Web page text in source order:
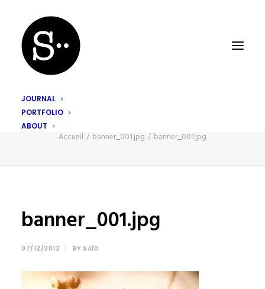
JOURNAL
PORTFOLIO
ABOUT
Accueil banner_001.jpg banner_001.jpg
banner_001.jpg
07/12/2012 | BY SAÏD